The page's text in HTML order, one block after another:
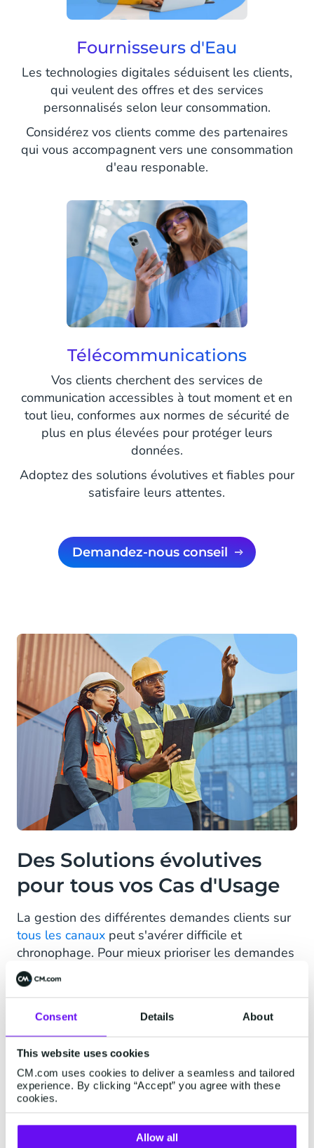
Consent Details About
This website uses cookies
CM.com uses cookies to deliver a seamless and tailored
experience. By clicking “Accept” you agree with these
cookies.
Allow all
Fournisseurs d'Eau
Les technologies digitales séduisent les clients,
qui veulent des offres et des services
personnalisés selon leur consommation.
Considérez vos clients comme des partenaires
qui vous accompagnent vers une consommation
d'eau responable.
Télécommunications
Vos clients cherchent des services de
communication accessibles à tout moment et en
tout lieu, conformes aux normes de sécurité de
plus en plus élevées pour protéger leurs
données.
Adoptez des solutions évolutives et fiables pour
satisfaire leurs attentes.
Demandez-nous conseil
Des Solutions évolutives
pour tous vos Cas d'Usage
La gestion des différentes demandes clients sur
tous les canaux peut s'avérer difficile et
chronophage. Pour mieux prioriser les demandes
et permettre aux agents de se concentrer sur les
dossiers les plus complexes, il est important
évolutive, qui vous donne une vue d'ensemble
sur toutes les demandes en cours et accès à
toutes les données nécessaires pour apporter
des réponses pertinentes.
L'automatisation
les demandes des clients et à traîter les plus
fréquentes 24/7, sans intervention humaine.